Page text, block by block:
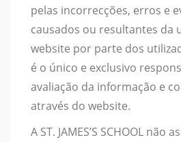
pelas incorrecções, erros e
causados ou resultantes da
website por parte dos
é o único e exclusivo
avaliação da informação e
através do website.
A ST. JAMES’S SCHOOL não